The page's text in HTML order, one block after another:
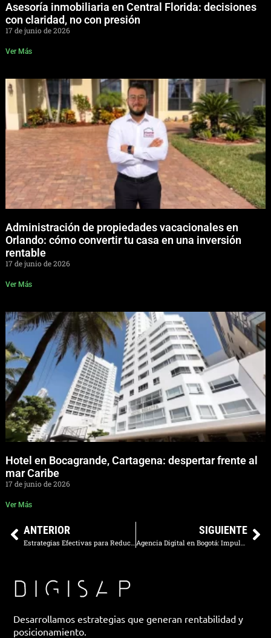
Asesoría inmobiliaria en Central Florida: decisiones
con claridad, no con presión
17 de junio de 2026
Ver Más
Administración de propiedades vacacionales en
Orlando: cómo convertir tu casa en una inversión
rentable
17 de junio de 2026
Ver Más
Hotel en Bocagrande, Cartagena: despertar frente al
mar Caribe
17 de junio de 2026
Ver Más
ANTERIOR
Estrategias Efectivas para Reducir la Dependencia de las OTAs y Fortalecer las Ventas Directas de Tu Hotel
SIGUIENTE
Agencia Digital en Bogotá: Impulsa Tus Ventas con Estrategias Innovadoras
Desarrollamos estrategias que generan rentabilidad y
posicionamiento.